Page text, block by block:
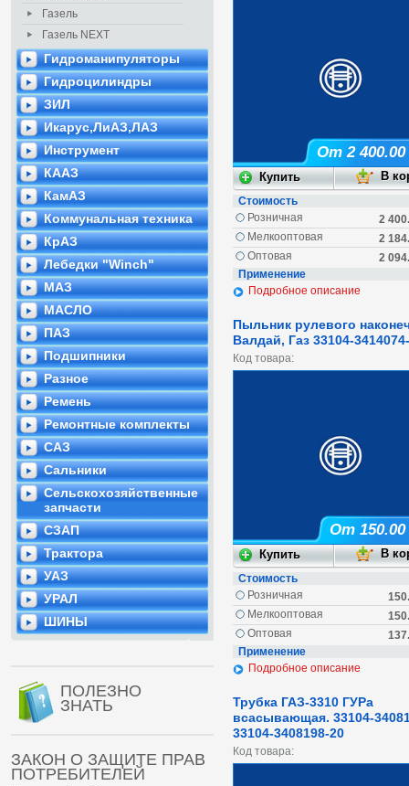
Газель
Газель NEXT
Гидроманипуляторы
Гидроцилиндры
ЗИЛ
Икарус,ЛиАЗ,ЛАЗ
Инструмент
КААЗ
КамАЗ
Коммунальная техника
КрАЗ
Лебедки "Winch"
МАЗ
МАСЛО
ПАЗ
Подшипники
Разное
Ремень
Ремонтные комплекты
САЗ
Сальники
Сельскохозяйственные
запчасти
СЗАП
Трактора
УАЗ
УРАЛ
ШИНЫ
ПОЛЕЗНО
ЗНАТЬ
ЗАКОН О ЗАЩИТЕ ПРАВ
ПОТРЕБИТЕЛЕЙ
От 2 400.00
Стоимость
2
Розничная
2
Мелкооптовая
2
Оптовая
Применение
Подробное описание
Пыльник рулевого
Валдай, Газ 33104-
Код товара:
От 150.00
Стоимость
Розничная
Мелкооптовая
Оптовая
Применение
Подробное описание
Трубка ГАЗ-3310 ГУРа
всасывающая. 33104-
33104-3408198-20
Код товара: